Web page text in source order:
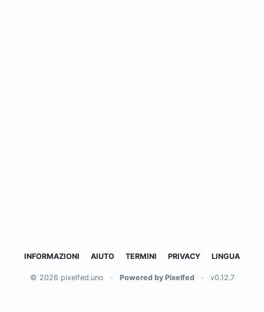
INFORMAZIONI AIUTO TERMINI PRIVACY LINGUA
© 2026 pixelfed.uno · Powered by Pixelfed · v0.12.7